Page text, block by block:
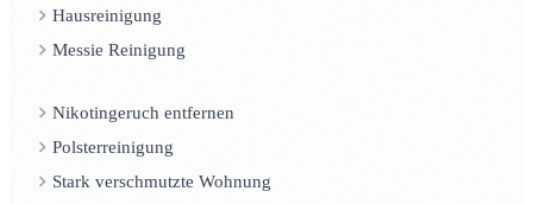
Hausreinigung
Messie Reinigung
Nikotingeruch entfernen
Polsterreinigung
Stark verschmutzte Wohnung